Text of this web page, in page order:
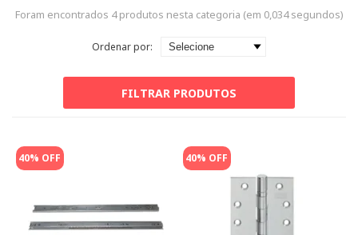
Foram encontrados 4produtos nesta categoria (em 0,034segundos)
Ordenar por:
FILTRAR PRODUTOS
40% OFF 40% OFF